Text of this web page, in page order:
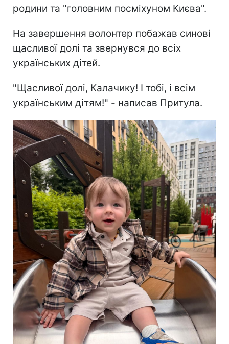
родини та "головним посміхуном Києва".
На завершення волонтер побажав синові
щасливої долі та звернувся до всіх
українських дітей.
"Щасливої долі, Калачику! І тобі, і всім
українським дітям!" - написав Притула.